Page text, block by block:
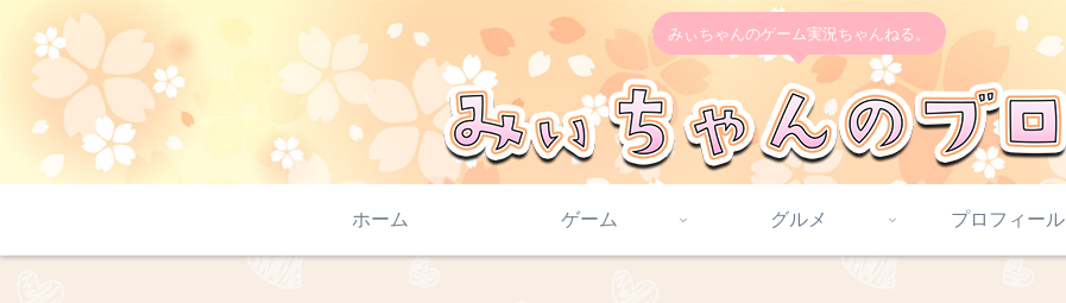
みぃちゃんのゲーム実況ちゃんねる。
ホーム ゲーム グルメ プロフィール